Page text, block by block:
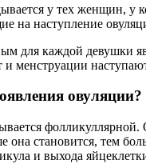
у тех женщин, у
на наступление
для каждой девушки
и менструации
овуляции?
она становится, тем
и выхода